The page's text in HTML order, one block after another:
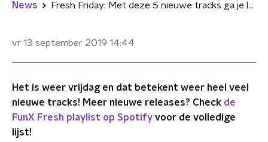
News Fresh Friday: Met deze 5 nieuwe tracks ga je lekker het weekend in
vr 13 september 2019 14:44
Het is weer vrijdag en dat betekent weer heel veel
nieuwe tracks! Meer nieuwe releases? Check de
FunX Fresh playlist op Spotify voor de volledige
lijst!